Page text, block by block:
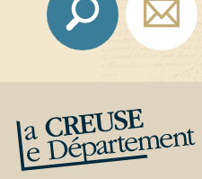
La Creuse, le département